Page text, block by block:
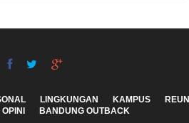
LINGKUNGAN KAMPUS REUNI
OPINI BANDUNG OUTBACK